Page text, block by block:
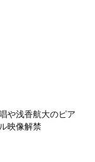
や浅香航大のピア
映像解禁